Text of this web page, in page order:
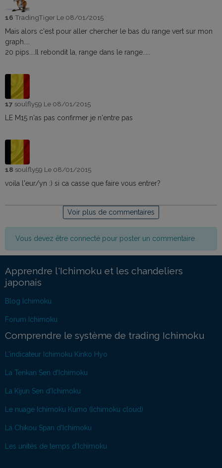
16 TradingTiger Le 08/01/2015
Mais alors c'est pour aller chercher le bas du range vert sur mon
graph....
20 pips....Il rebondit la, range dans le range.....
17 soulfly59 Le 08/01/2015
LE M15 n'as pas confirmer je n'entre pas
18 soulfly59 Le 08/01/2015
voila l'eur/yn :) si ca casse que faire vous entrer?
Voir plus de commentaires
Vous devez être connecté pour poster un commentaire
Apprendre l'Ichimoku et les chandeliers
japonais
Blog Ichimoku
Forum Ichimoku
Comprendre le système de trading Ichimoku
L'indicateur Ichimoku Kinko Hyo
La Tenkan Sen d'Ichimoku
La Kijun Sen d'Ichimoku
Le nuage Ichimoku Kumo (Ichimoku cloud)
La Chikou Span d'Ichimoku
Les unités de temps d'Ichimoku